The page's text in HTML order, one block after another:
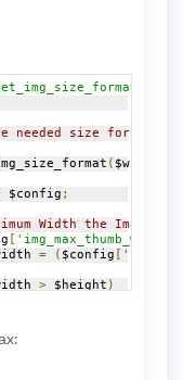
needed size for
( $width
$config ;
Width the Image
'img_max_thumb_width'
= ( $config
> $height )